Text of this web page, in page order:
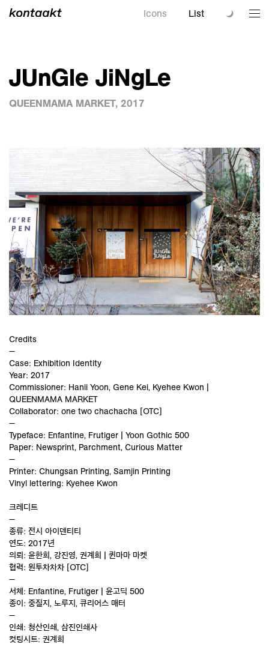
Icons List
JUnGle JiNgLe
QUEENMAMA MARKET, 2017
Credits
—
Case: Exhibition Identity
Year: 2017
Commissioner: Hanii Yoon, Gene Kei, Kyehee Kwon |
QUEENMAMA MARKET
Collaborator: one two chachacha [OTC]
—
Typeface: Enfantine, Frutiger | Yoon Gothic 500
Paper: Newsprint, Parchment, Curious Matter
—
Printer: Chungsan Printing, Samjin Printing
Vinyl lettering: Kyehee Kwon
크레디트
—
종류: 전시 아이덴티티
연도: 2017년
의뢰: 윤한희, 강진영, 권계희 | 퀸마마 마켓
협력: 원투차차차 [OTC]
—
서체: Enfantine, Frutiger | 윤고딕 500
종이: 중질지, 노루지, 큐리어스 매터
—
인쇄: 청산인쇄, 삼진인쇄사
컷팅시트: 권계희